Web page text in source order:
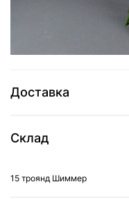
Доставка
Склад
15 троянд Шиммер